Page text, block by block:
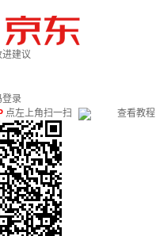
建议
登录
点左上角扫一扫 查看教程